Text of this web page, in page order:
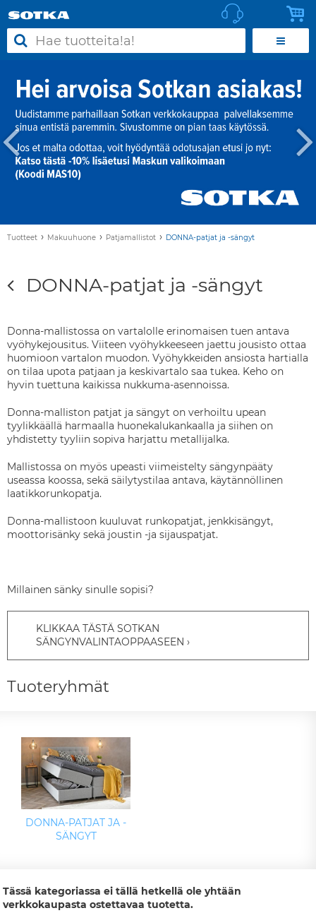
Tuotteet › Makuuhuone › Patjamallistot › DONNA-patjat ja -sängyt
DONNA-patjat ja -sängyt
Donna-mallistossa on vartalolle erinomaisen tuen antava
vyöhykejousitus. Viiteen vyöhykkeeseen jaettu jousisto ottaa
huomioon vartalon muodon. Vyöhykkeiden ansiosta hartialla
on tilaa upota patjaan ja keskivartalo saa tukea. Keho on
hyvin tuettuna kaikissa nukkuma-asennoissa.
Donna-malliston patjat ja sängyt on verhoiltu upean
tyylikkäällä harmaalla huonekalukankaalla ja siihen on
yhdistetty tyyliin sopiva harjattu metallijalka.
Mallistossa on myös upeasti viimeistelty sängynpääty
useassa koossa, sekä säilytystilaa antava, käytännöllinen
laatikkorunkopatja.
Donna-mallistoon kuuluvat runkopatjat, jenkkisängyt,
moottorisänky sekä joustin -ja sijauspatjat.
Millainen sänky sinulle sopisi?
KLIKKAA TÄSTÄ SOTKAN
SÄNGYNVALINTAOPPAASEEN
Tuoteryhmät
DONNA-PATJAT JA -
SÄNGYT
Tässä kategoriassa ei tällä hetkellä ole yhtään
verkkokaupasta ostettavaa tuotetta.